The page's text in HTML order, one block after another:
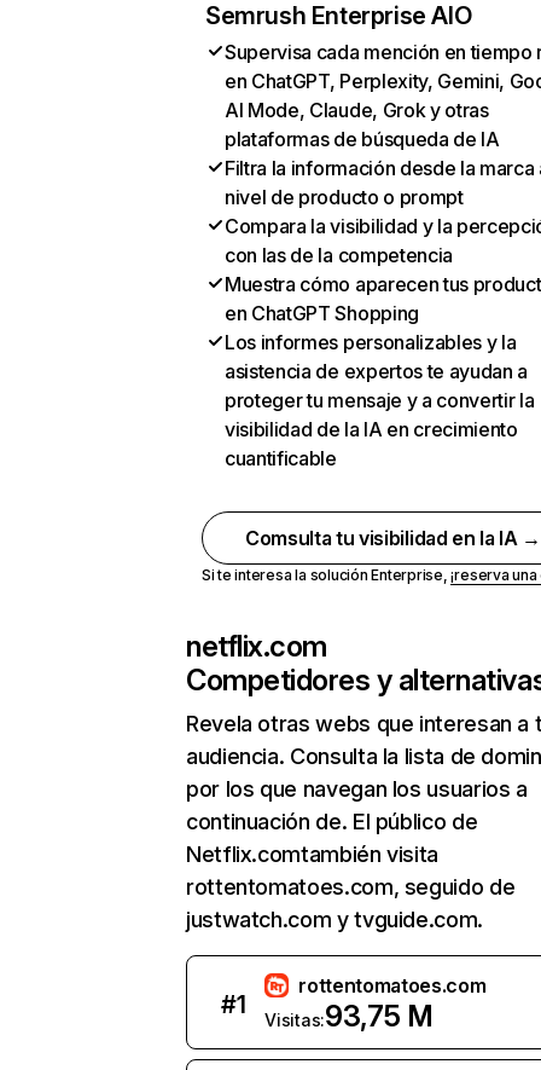
Semrush Enterprise AIO
Supervisa cada mención en tiempo
en ChatGPT, Perplexity, Gemini,
AI Mode, Claude, Grok y otras
plataformas de búsqueda de IA
Filtra la información desde la marca
nivel de producto o prompt
Compara la visibilidad y la
con las de la competencia
Muestra cómo aparecen tus
en ChatGPT Shopping
Los informes personalizables y la
asistencia de expertos te ayudan a
proteger tu mensaje y a convertir la
visibilidad de la IA en crecimiento
cuantificable
Comsulta tu visibilidad en la IA →
Si te interesa la solución Enterprise,¡reserva
netflix.com
Competidores y
Revela otras webs que interesan a
audiencia. Consulta la lista de
por los que navegan los usuarios a
continuación de. El público de
Netflix.comtambién visita
rottentomatoes.com, seguido de
justwatch.com y tvguide.com.
#1
rottentomatoes.com
Visitas:93,75 M